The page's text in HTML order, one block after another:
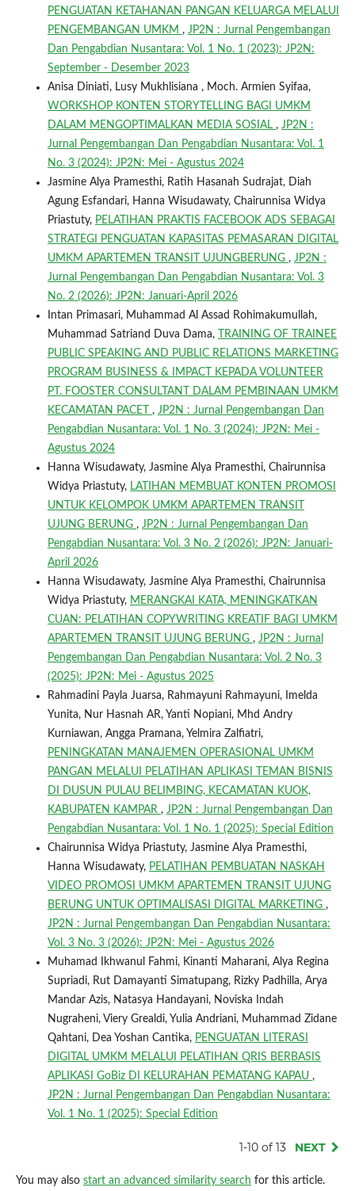
PENGUATAN KETAHANAN PANGAN KELUARGA MELALUI
PENGEMBANGAN UMKM , JP2N : Jurnal Pengembangan
Dan Pengabdian Nusantara: Vol. 1 No. 1 (2023): JP2N:
September - Desember 2023
Anisa Diniati, Lusy Mukhlisiana , Moch. Armien Syifaa,
WORKSHOP KONTEN STORYTELLING BAGI UMKM
DALAM MENGOPTIMALKAN MEDIA SOSIAL , JP2N :
Jurnal Pengembangan Dan Pengabdian Nusantara: Vol. 1
No. 3 (2024): JP2N: Mei - Agustus 2024
Jasmine Alya Pramesthi, Ratih Hasanah Sudrajat, Diah
Agung Esfandari, Hanna Wisudawaty, Chairunnisa Widya
Priastuty, PELATIHAN PRAKTIS FACEBOOK ADS SEBAGAI
STRATEGI PENGUATAN KAPASITAS PEMASARAN DIGITAL
UMKM APARTEMEN TRANSIT UJUNGBERUNG , JP2N :
Jurnal Pengembangan Dan Pengabdian Nusantara: Vol. 3
No. 2 (2026): JP2N: Januari-April 2026
Intan Primasari, Muhammad Al Assad Rohimakumullah,
Muhammad Satriand Duva Dama,
TRAINING OF TRAINEE
PUBLIC SPEAKING AND PUBLIC RELATIONS MARKETING
PROGRAM BUSINESS & IMPACT KEPADA VOLUNTEER
PT. FOOSTER CONSULTANT DALAM PEMBINAAN UMKM
KECAMATAN PACET , JP2N : Jurnal Pengembangan Dan
Pengabdian Nusantara: Vol. 1 No. 3 (2024): JP2N: Mei -
Agustus 2024
Hanna Wisudawaty, Jasmine Alya Pramesthi, Chairunnisa
Widya Priastuty, LATIHAN MEMBUAT KONTEN PROMOSI
UNTUK KELOMPOK UMKM APARTEMEN TRANSIT
UJUNG BERUNG , JP2N : Jurnal Pengembangan Dan
Pengabdian Nusantara: Vol. 3 No. 2 (2026): JP2N: Januari-
April 2026
Hanna Wisudawaty, Jasmine Alya Pramesthi, Chairunnisa
Widya Priastuty, MERANGKAI KATA, MENINGKATKAN
CUAN: PELATIHAN COPYWRITING KREATIF BAGI UMKM
APARTEMEN TRANSIT UJUNG BERUNG , JP2N : Jurnal
Pengembangan Dan Pengabdian Nusantara: Vol. 2 No. 3
(2025): JP2N: Mei - Agustus 2025
Rahmadini Payla Juarsa, Rahmayuni Rahmayuni, Imelda
Yunita, Nur Hasnah AR, Yanti Nopiani, Mhd Andry
Kurniawan, Angga Pramana, Yelmira Zalfiatri,
PENINGKATAN MANAJEMEN OPERASIONAL UMKM
PANGAN MELALUI PELATIHAN APLIKASI TEMAN BISNIS
DI DUSUN PULAU BELIMBING, KECAMATAN KUOK,
KABUPATEN KAMPAR , JP2N : Jurnal Pengembangan Dan
Pengabdian Nusantara: Vol. 1 No. 1 (2025): Special Edition
Chairunnisa Widya Priastuty, Jasmine Alya Pramesthi,
Hanna Wisudawaty, PELATIHAN PEMBUATAN NASKAH
VIDEO PROMOSI UMKM APARTEMEN TRANSIT UJUNG
BERUNG UNTUK OPTIMALISASI DIGITAL MARKETING ,
JP2N : Jurnal Pengembangan Dan Pengabdian Nusantara:
Vol. 3 No. 3 (2026): JP2N: Mei - Agustus 2026
Muhamad Ikhwanul Fahmi, Kinanti Maharani, Alya Regina
Supriadi, Rut Damayanti Simatupang, Rizky Padhilla, Arya
Mandar Azis, Natasya Handayani, Noviska Indah
Nugraheni, Viery Grealdi, Yulia Andriani, Muhammad Zidane
Qahtani, Dea Yoshan Cantika, PENGUATAN LITERASI
DIGITAL UMKM MELALUI PELATIHAN QRIS BERBASIS
APLIKASI GoBiz DI KELURAHAN PEMATANG KAPAU ,
JP2N : Jurnal Pengembangan Dan Pengabdian Nusantara:
Vol. 1 No. 1 (2025): Special Edition
1-10 of 13 NEXT
You may also start an advanced similarity search for this article.